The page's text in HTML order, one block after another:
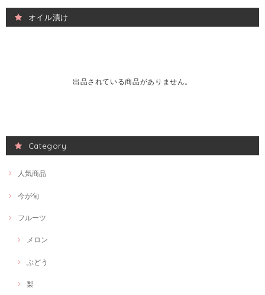
オイル漬け
出品されている商品がありません。
Category
人気商品
今が旬
フルーツ
メロン
ぶどう
梨